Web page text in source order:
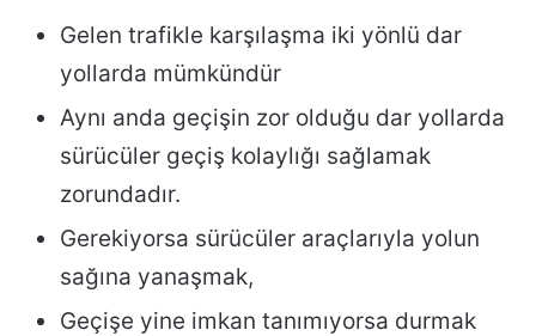
Gelen trafikle karşılaşma iki yönlü dar
yollarda mümkündür
Aynı anda geçişin zor olduğu dar yollarda
sürücüler geçiş kolaylığı sağlamak
zorundadır.
Gerekiyorsa sürücüler araçlarıyla yolun
sağına yanaşmak,
Geçişe yine imkan tanımıyorsa durmak